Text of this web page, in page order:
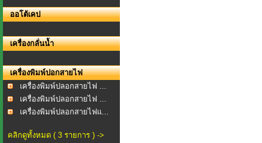
ออโต้เคป
เครื่องกลั่นน้ำ
เครื่องพิมพ์ปอกสายไฟ
เครื่องพิมพ์ปลอกสายไฟ ...
เครื่องพิมพ์ปลอกสายไฟ ...
เครื่องพิมพ์ปลอกสายไฟแ...
คลิกดูทั้งหมด ( 3 รายการ ) ->